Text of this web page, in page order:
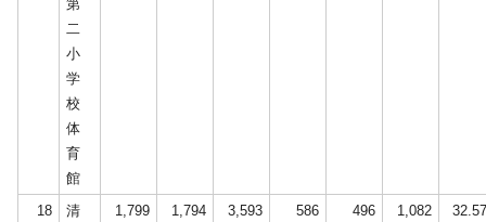
第
二
小
学
校
体
育
館
18
清
1,799 1,794 3,593 586 496 1,082 32.57